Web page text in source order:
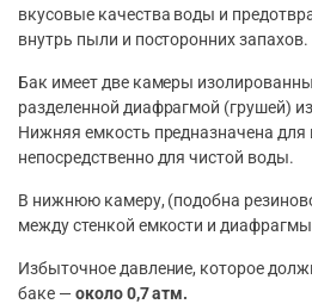
вкусовые качества воды и
внутрь пыли и посторонних запахов.
Бак имеет две камеры
разделенной диафрагмой (грушей)
Нижняя емкость предназначена для
непосредственно для чистой воды.
В нижнюю камеру, (подобна
между стенкой емкости и
Избыточное давление, которое
баке —около 0,7 атм.